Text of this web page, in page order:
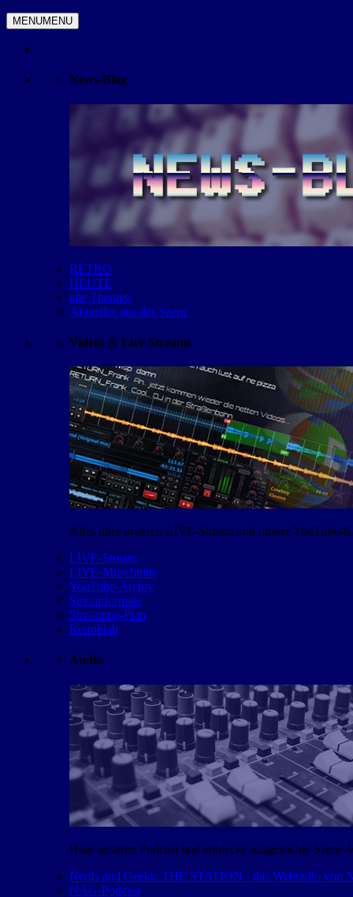
MENUMENU
News-Blog
RETRO
HEUTE
alle Themen
Aktuelles aus der Szene
Videos & Live Streams
Alles über unseren LIVE-Stream und unsere YouTube-
LIVE-Stream
LIVE-Mitschnitte
YouTube-Archiv
Streamformate
Streaming-Plan
Retroblah
Audio
Höre unseren Podcast und entdecke ausgesuchte Szene-
Nerds and Geeks: THE STATION - das Webradio von
NAG-Podcast